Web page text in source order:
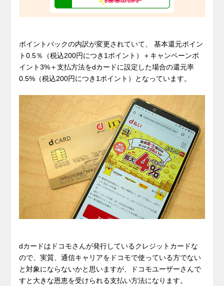
ポイントバックの内訳が変更されていて、 基本還元ポイン
ト0.5％（税込200円につき1ポイント）＋キャンペーンポ
イント3%＋支払方法をdカードに設定した場合の還元率
0.5%（税込200円につき1ポイント）となっています。
dカードはドコモさんが発行しているクレジットカードな
ので、実質、通信キャリアをドコモで使っている方でない
と対象にならないかと思いますが、ドコモユーザーさんで
すと大きな恩恵を受けられる支払い方法になります。